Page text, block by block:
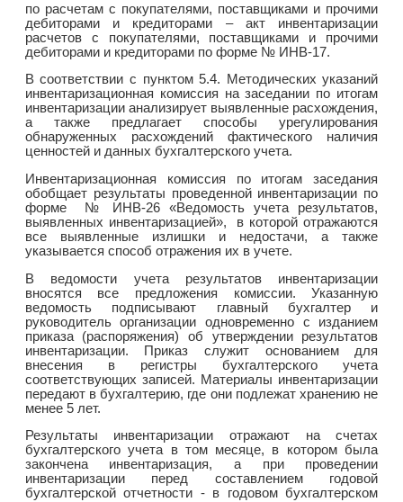
по расчетам с покупателями, поставщиками и прочими
дебиторами и кредиторами – акт инвентаризации
расчетов с покупателями, поставщиками и прочими
дебиторами и кредиторами по форме № ИНВ-17.
В соответствии с пунктом 5.4. Методических указаний
инвентаризационная комиссия на заседании по итогам
инвентаризации анализирует выявленные расхождения,
а также предлагает способы урегулирования
обнаруженных расхождений фактического наличия
ценностей и данных бухгалтерского учета.
Инвентаризационная комиссия по итогам заседания
обобщает результаты проведенной инвентаризации по
форме № ИНВ-26 «Ведомость учета результатов,
выявленных инвентаризацией», в которой отражаются
все выявленные излишки и недостачи, а также
указывается способ отражения их в учете.
В ведомости учета результатов инвентаризации
вносятся все предложения комиссии. Указанную
ведомость подписывают главный бухгалтер и
руководитель организации одновременно с изданием
приказа (распоряжения) об утверждении результатов
инвентаризации. Приказ служит основанием для
внесения в регистры бухгалтерского учета
соответствующих записей. Материалы инвентаризации
передают в бухгалтерию, где они подлежат хранению не
менее 5 лет.
Результаты инвентаризации отражают на счетах
бухгалтерского учета в том месяце, в котором была
закончена инвентаризация, а при проведении
инвентаризации перед составлением годовой
бухгалтерской отчетности - в годовом бухгалтерском